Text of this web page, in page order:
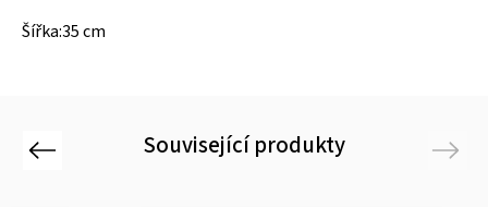
Šířka:35 cm
Související produkty
Previous Next